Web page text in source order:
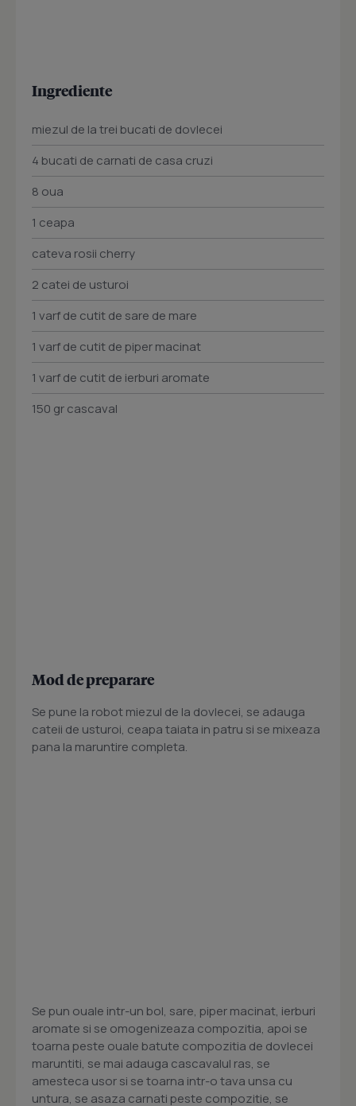
Ingrediente
miezul de la trei bucati de dovlecei
4 bucati de carnati de casa cruzi
8 oua
1 ceapa
cateva rosii cherry
2 catei de usturoi
1 varf de cutit de sare de mare
1 varf de cutit de piper macinat
1 varf de cutit de ierburi aromate
150 gr cascaval
Mod de preparare
Se pune la robot miezul de la dovlecei, se adauga
cateii de usturoi, ceapa taiata in patru si se mixeaza
pana la maruntire completa.
Se pun ouale intr-un bol, sare, piper macinat, ierburi
aromate si se omogenizeaza compozitia, apoi se
toarna peste ouale batute compozitia de dovlecei
maruntiti, se mai adauga cascavalul ras, se
amesteca usor si se toarna intr-o tava unsa cu
untura, se asaza carnati peste compozitie, se